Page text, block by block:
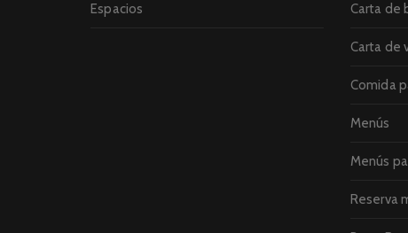
Espacios Carta de
Carta de
Comida
Menús
Menús
Reserva